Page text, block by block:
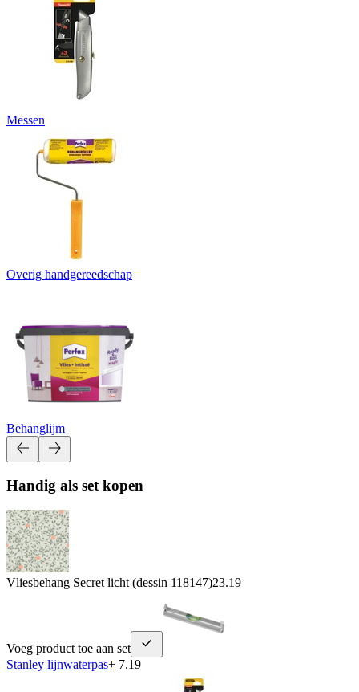
Messen
Overig handgereedschap
Behanglijm
Handig als set kopen
Vliesbehang Secret licht (dessin 118147)23.19
Voeg product toe aan set
Stanley lijnwaterpas+ 7.19